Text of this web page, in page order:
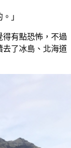
」
得有點恐怖，不過
去了冰島、北海道